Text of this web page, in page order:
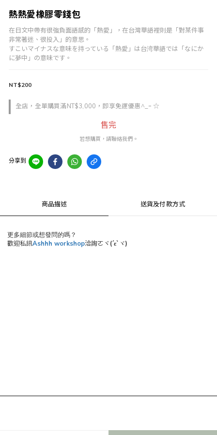
熱熱愛橡膠零錢包
在日文中帶有很強負面語感的「熱愛」，在台灣華語裡則是「對某件事
非常著迷、很投入」的意思。
すこいマイナスな意味を持っている「熱愛」は台湾華語では「なにか
に夢中」の意味です。
全店，全單購買滿NT$3,000，即享免運優惠^_ｰ ☆
NT$200
售完
若想購買，請聯絡我們。
分享到
商品描述 送貨及付款方式
更多細節或想發問的嗎？
歡迎私訊Ashhh workshop洽詢ㄛヾ(´ε` ヾ)